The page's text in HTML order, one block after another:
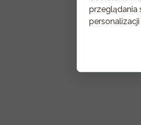
przeglądania